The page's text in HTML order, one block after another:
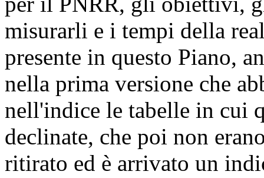
misurarli e i tempi della
presente in questo Piano,
nella prima versione che
nell'indice le tabelle in cui
declinate, che poi non
ritirato ed è arrivato un